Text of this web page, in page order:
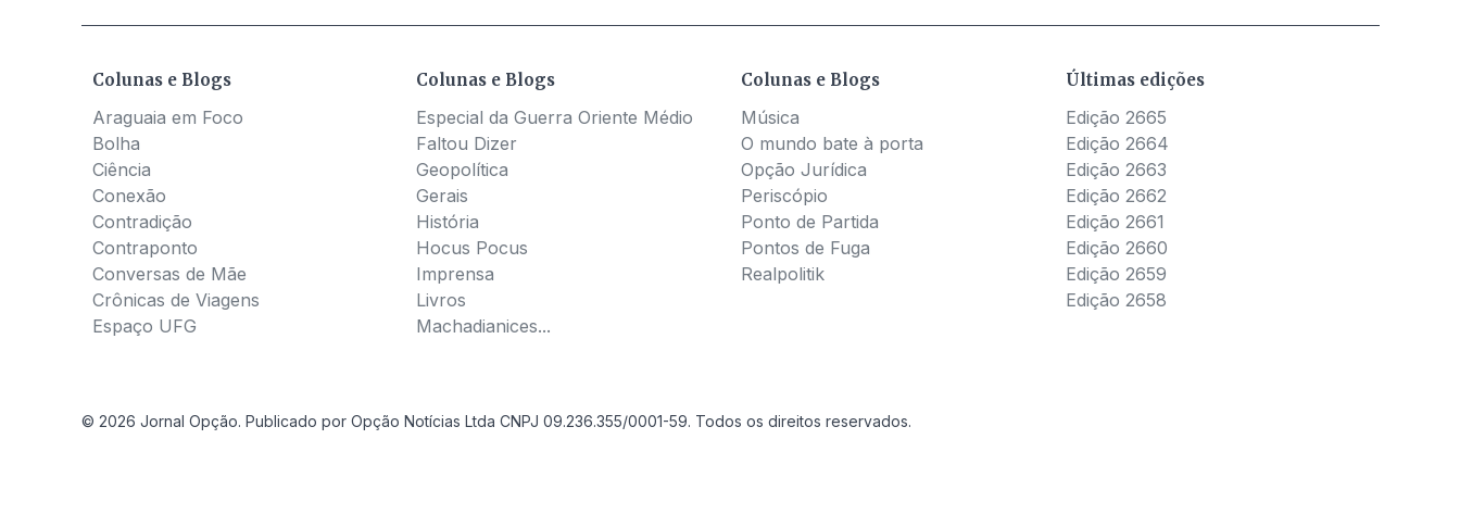
Colunas e Blogs
Araguaia em Foco
Bolha
Ciência
Conexão
Contradição
Contraponto
Conversas de Mãe
Crônicas de Viagens
Espaço UFG
Colunas e Blogs
Especial da Guerra Oriente Médio
Faltou Dizer
Geopolítica
Gerais
História
Hocus Pocus
Imprensa
Livros
Machadianices...
Colunas e Blogs
Música
O mundo bate à porta
Opção Jurídica
Periscópio
Ponto de Partida
Pontos de Fuga
Realpolitik
Últimas edições
Edição 2665
Edição 2664
Edição 2663
Edição 2662
Edição 2661
Edição 2660
Edição 2659
Edição 2658
© 2026 Jornal Opção. Publicado por Opção Notícias Ltda CNPJ 09.236.355/0001-59. Todos os direitos reservados.